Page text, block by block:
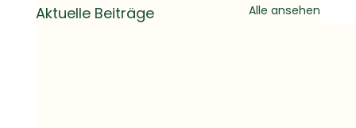
Aktuelle Beiträge Alle ansehen